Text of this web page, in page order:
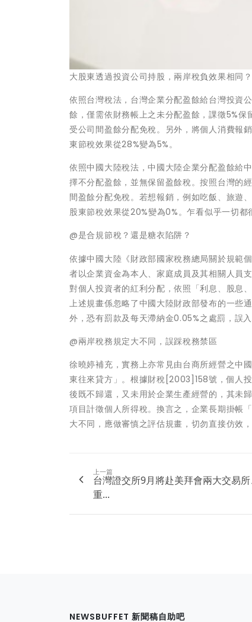
大股東透過投資公司持股，兩岸稅負效果相同？
依照台灣稅法，台灣企業分配盈餘給台灣投資
餘，僅需依財務帳上之未分配盈餘，課徵5%
受公司間盈餘分配免稅。另外，將個人消費報
東節稅效果從28%變為5%。
依照中國大陸稅法，中國大陸企業分配盈餘給
擇不分配盈餘，並無保留盈餘稅。按照台灣的
間盈餘分配免稅。若想報銷，例如吃飯、旅遊
股東節稅效果從20%變為0%。乍看似乎一切都
@是合規節稅？還是糖衣陷阱？
依據中國大陸《財政部國家稅務總局關於規範
者以企業資金為本人、家庭成員及其相關人員
對個人投資者的紅利分配，依照「利息、股息
上述規畫係忽略了中國大陸財政部發布的一些
外，恐有罰款及每天滯納金0.05%之處罰，誤入
@兩岸稅務規定大不同，誤踩稅務禁區
徐曉婷補充，實務上亦常見由台商所經營之中
東往來貸方」。根據財稅[2003]158號，個人
後既不歸還，又未用於企業生產經營的，其未
項目計徵個人所得稅。換言之，企業長期掛帳
大不同，應做審慎之評估規畫，切勿直接仿效，
上一篇
台灣證交所9月將赴美拜會兩大交易所
重...
NEWSBUFFET 新聞稿自助吧